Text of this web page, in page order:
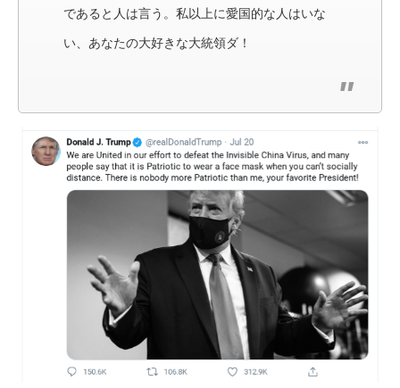
であると人は言う。私以上に愛国的な人はいな
い、あなたの大好きな大統領ダ！